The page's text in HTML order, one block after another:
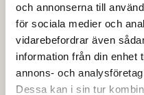
och annonserna till
för sociala medier och
vidarebefordrar även
information från din enhet
annons- och
Dessa kan i sin tur
Grillpensel
95 SEK